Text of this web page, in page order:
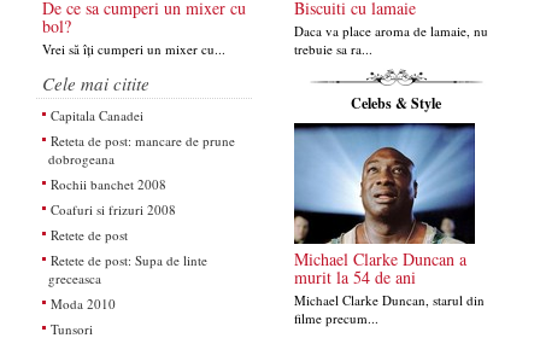
De ce sa cumperi un mixer cu
bol?
Vrei să îți cumperi un mixer cu...
Biscuiti cu lamaie
Daca va place aroma de lamaie, nu
trebuie sa ra...
Cele mai citite
Capitala Canadei
Reteta de post: mancare de prune
dobrogeana
Rochii banchet 2008
Coafuri si frizuri 2008
Retete de post
Retete de post: Supa de linte
greceasca
Moda 2010
Tunsori
Celebs & Style
Michael Clarke Duncan a
murit la 54 de ani
Michael Clarke Duncan, starul din
filme precum...